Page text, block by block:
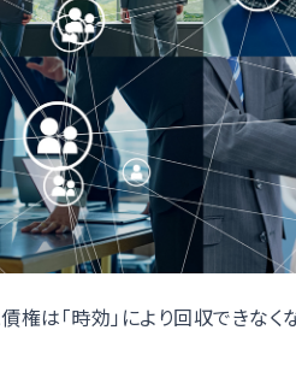
は「時効」により回収できなく